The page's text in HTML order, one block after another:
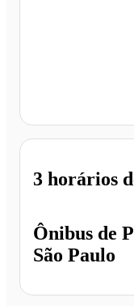
Ônibus de
São Paulo
3 horários